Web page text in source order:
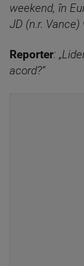
weekend, în
JD (n.r. Vance)
Reporter:
acord?”